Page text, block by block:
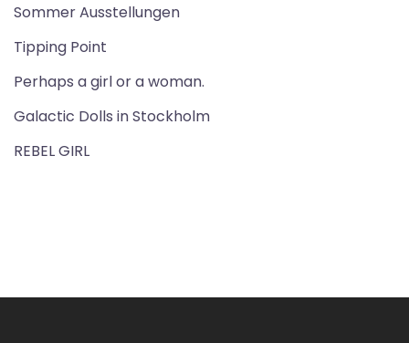
Sommer Ausstellungen
Tipping Point
Perhaps a girl or a woman.
Galactic Dolls in Stockholm
REBEL GIRL